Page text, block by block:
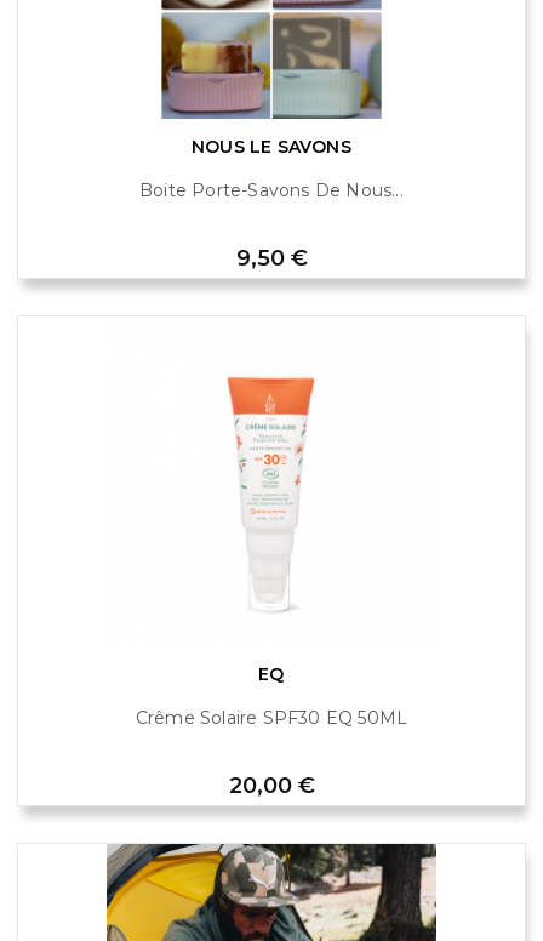
NOUS LE SAVONS
Boite Porte-Savons De Nous...
Prix
9,50 €
EQ
Crême Solaire SPF30 EQ 50ML
Prix
20,00 €